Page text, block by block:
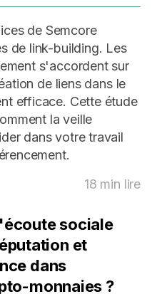
de Semcore
de link-building. Les
s'accordent sur
de liens dans le
efficace. Cette étude
la veille
dans votre travail
18 min lire
sociale
et
dans
monnaies ?